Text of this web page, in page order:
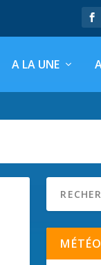
A LA UNE
MÉTÉO